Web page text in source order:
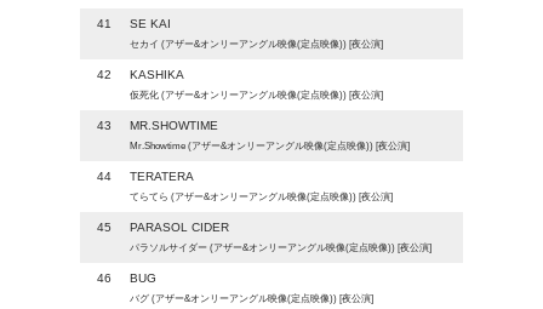
41 SE KAI
セカイ (アザー&オンリーアングル映像(定点映像)) [夜公演]
42 KASHIKA
仮死化 (アザー&オンリーアングル映像(定点映像)) [夜公演]
43 MR.SHOWTIME
Mr.Showtime (アザー&オンリーアングル映像(定点映像)) [夜公演]
44 TERATERA
てらてら (アザー&オンリーアングル映像(定点映像)) [夜公演]
45 PARASOL CIDER
パラソルサイダー (アザー&オンリーアングル映像(定点映像)) [夜公演]
46 BUG
バグ (アザー&オンリーアングル映像(定点映像)) [夜公演]